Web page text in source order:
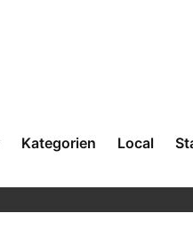
Kategorien Local